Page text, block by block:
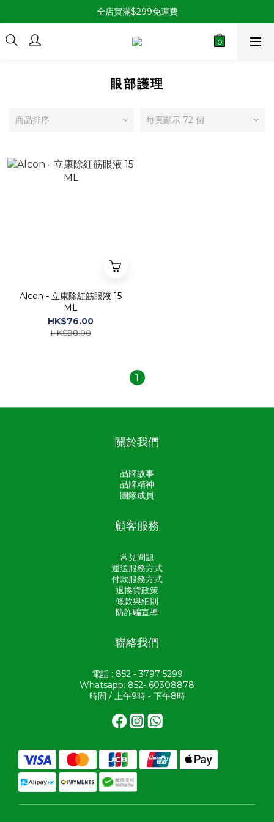
全店買滿$299免運費
眼部護理
商品排序 每頁顯示 72 個
Alcon - 立康除紅筋眼液 15
ML
HK$76.00
HK$98.00
1
關於我們
品牌故事
品牌精神
團隊成員
顧客服務
常見問題
運送服務方式
付款服務方式
退換貨政策
條款與細則
防詐騙宣導
聯絡我們
電話 : 852 - 3797 5299
Whatsapp: 852- 60308878
時間 / 上午9時 - 下午8時